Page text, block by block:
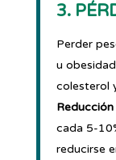
3.
Perder
u
colesterol
cada 5-
reducirse